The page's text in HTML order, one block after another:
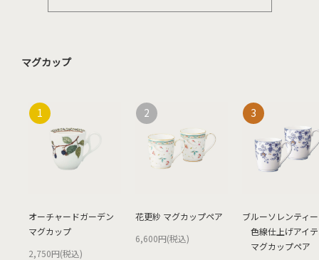
マグカップ
オーチャードガーデン
マグカップ
2,750円(税込)
花更紗 マグカップペア
6,600円(税込)
ブルーソレンティ
色線仕上げアイ
マグカップペア